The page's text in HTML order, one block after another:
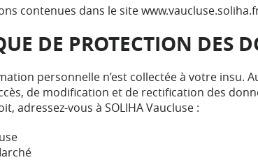
contenues dans le site
DE PROTECTION DES
personnelle n’est collectée à votre insu.
de modification et de rectification des
adressez-vous à SOLIHA Vaucluse :